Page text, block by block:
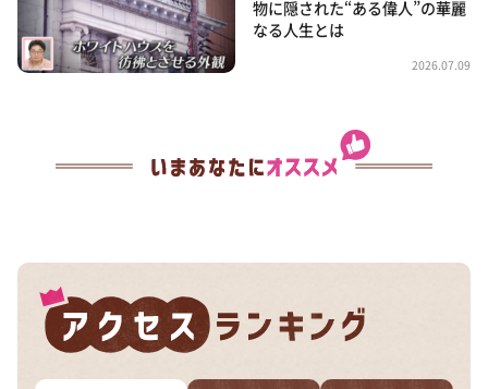
物に隠された“ある偉人”の華麗
なる人生とは
2026.07.09